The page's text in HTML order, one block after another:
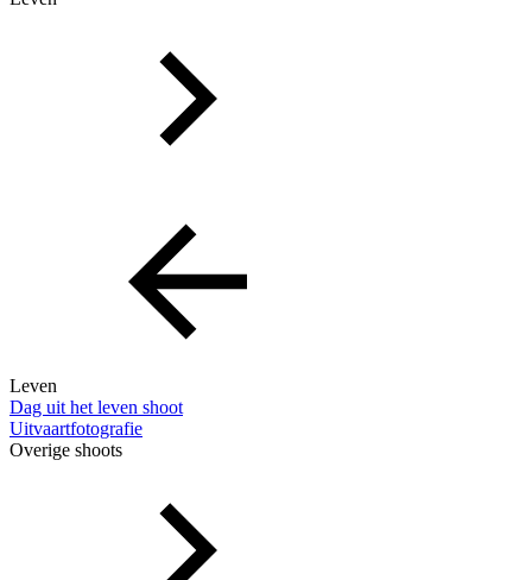
Leven
Dag uit het leven shoot
Uitvaartfotografie
Overige shoots